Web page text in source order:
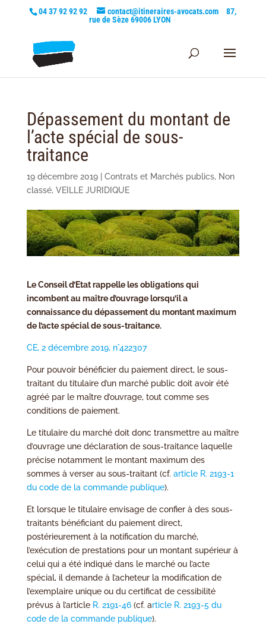
04 37 92 92 92 contact@itineraires-avocats.com
87,
rue de Sèze 69006 LYON
Dépassement du montant de
l’acte spécial de sous-
traitance
19 décembre 2019| Contrats et Marchés publics, Non
classé, VEILLE JURIDIQUE
Le Conseil d’Etat rappelle les obligations qui
incombent au maître d’ouvrage lorsqu’il a
connaissance du dépassement du montant maximum
de l’acte spécial de sous-traitance.
CE, 2 décembre 2019, n°422307
Pour pouvoir bénéficier du paiement direct, le sous-
traitant du titulaire d’un marché public doit avoir été
agréé par le maître d’ouvrage, tout comme ses
conditions de paiement.
Le titulaire du marché doit donc transmettre au maître
d’ouvrage une déclaration de sous-traitance laquelle
précise notamment le montant maximum des
sommes à verser au sous-traitant (cf. article R. 2193-1
du code de la commande publique).
Et lorsque le titulaire envisage de confier à des sous-
traitants bénéficiant du paiement direct,
postérieurement à la notification du marché,
l’exécution de prestations pour un montant supérieur à
celui qui a été indiqué dans le marché ou l’acte
spécial, il demande à l’acheteur la modification de
l’exemplaire unique ou du certificat de cessibilité
prévus à l’article R. 2191-46(cf. article R. 2193-5 du
code de la commande publique).